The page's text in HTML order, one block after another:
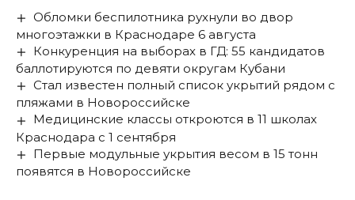
Обломки беспилотника рухнули во двор
многоэтажки в Краснодаре 6 августа
Конкуренция на выборах в ГД: 55 кандидатов
баллотируются по девяти округам Кубани
Стал известен полный список укрытий рядом с
пляжами в Новороссийске
Медицинские классы откроются в 11 школах
Краснодара с 1 сентября
Первые модульные укрытия весом в 15 тонн
появятся в Новороссийске